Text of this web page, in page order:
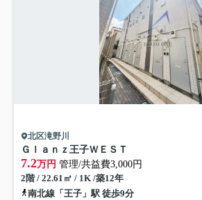
北区滝野川
Ｇｌａｎｚ王子ＷＥＳＴ
7.2万円 管理/共益費3,000円
2階 / 22.61㎡ / 1K /築12年
南北線「王子」駅 徒歩9分